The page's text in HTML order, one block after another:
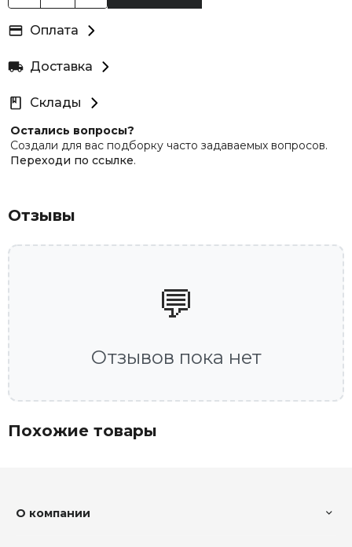
Оплата
Доставка
Склады
Остались вопросы?
Создали для вас подборку часто задаваемых вопросов.
Переходи по ссылке.
Отзывы
💬
Отзывов пока нет
Похожие товары
О компании